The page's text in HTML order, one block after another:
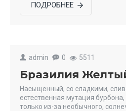
ПОДРОБНЕЕ
admin 0 5511
Бразилия
Насыщенный, со сладкими,
естественная мутация
только из-за необычного,